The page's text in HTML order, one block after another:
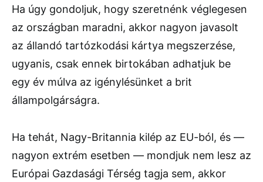
Ha úgy gondoljuk, hogy szeretnénk véglegesen
az országban maradni, akkor nagyon javasolt
az állandó tartózkodási kártya megszerzése,
ugyanis, csak ennek birtokában adhatjuk be
egy év múlva az igénylésünket a brit
állampolgárságra.
Ha tehát, Nagy-Britannia kilép az EU-ból, és —
nagyon extrém esetben — mondjuk nem lesz az
Európai Gazdasági Térség tagja sem, akkor